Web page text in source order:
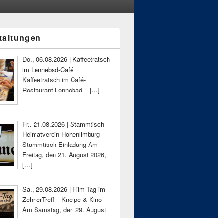
Do., 06.08.2026 | Kaffeetratsch
im Lennebad-Café
Kaffeetratsch im Café-
Restaurant Lennebad –[…]
Fr., 21.08.2026 | Stammtisch
Heimatverein Hohenlimburg
Stammtisch-Einladung Am
Freitag, den 21. August 2026,
[…]
Sa., 29.08.2026 | Film-Tag im
ZehnerTreff – Kneipe & Kino
Am Samstag, den 29. August